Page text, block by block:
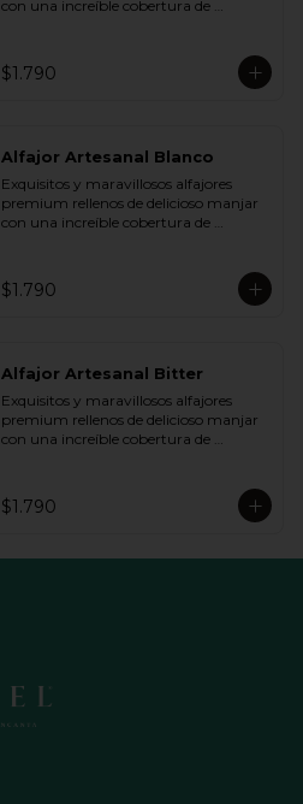
con una increíble cobertura de
$1.790
Alfajor Artesanal Blanco
Exquisitos y maravillosos alfajores
premium rellenos de delicioso manjar
con una increíble cobertura de
queremos.
$1.790
Alfajor Artesanal Bitter
Exquisitos y maravillosos alfajores
premium rellenos de delicioso manjar
con una increíble cobertura de
$1.790